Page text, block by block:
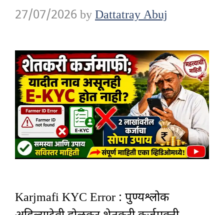
27/07/2026 byDattatray Abuj
Karjmafi KYC Error : पुण्यश्लोक